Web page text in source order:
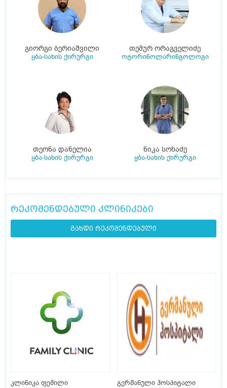
გიორგი ბერიაშვილი
ყბა-სახის ქირურგი
თემურ ორაგველიძე
ოტორინოლარინგოლოგი
თეონა დანელია
ყბა-სახის ქირურგი
ნიკა სოხაძე
ყბა-სახის ქირურგი
რეკომენდებული კლინიკები
გახდი რეკომენდებული
კლინიკა ფემილი გერმანული ჰოსპიტალი